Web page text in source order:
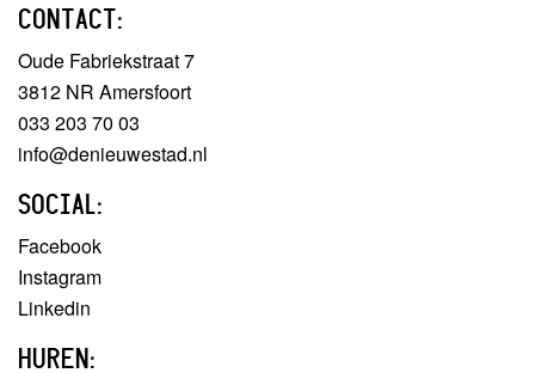
CONTACT:
Oude Fabriekstraat 7
3812 NR Amersfoort
033 203 70 03
info@denieuwestad.nl
SOCIAL:
Facebook
Instagram
Linkedin
HUREN: